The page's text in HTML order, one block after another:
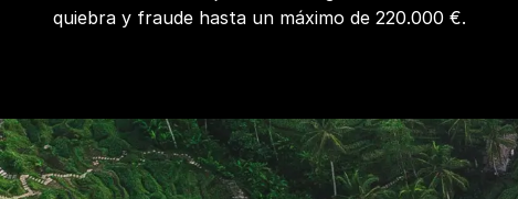
quiebra y fraude hasta un máximo de 220.000 €.